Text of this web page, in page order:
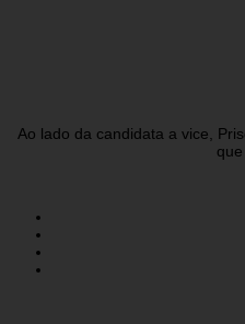
Ao lado da candidata a vice,